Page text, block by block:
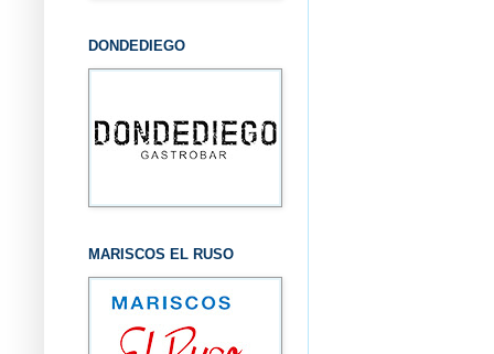
DONDEDIEGO
MARISCOS EL RUSO